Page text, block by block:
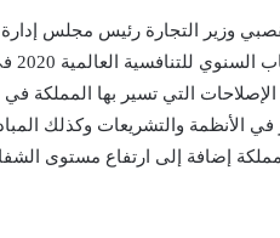
وزير التجارة رئيس مجلس
التي تسير بها المملكة في
إضافة إلى ارتفاع مستوى